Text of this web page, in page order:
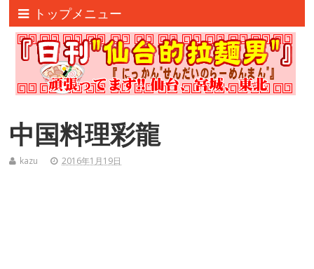
トップメニュー
中国料理彩龍
kazu 2016年1月19日